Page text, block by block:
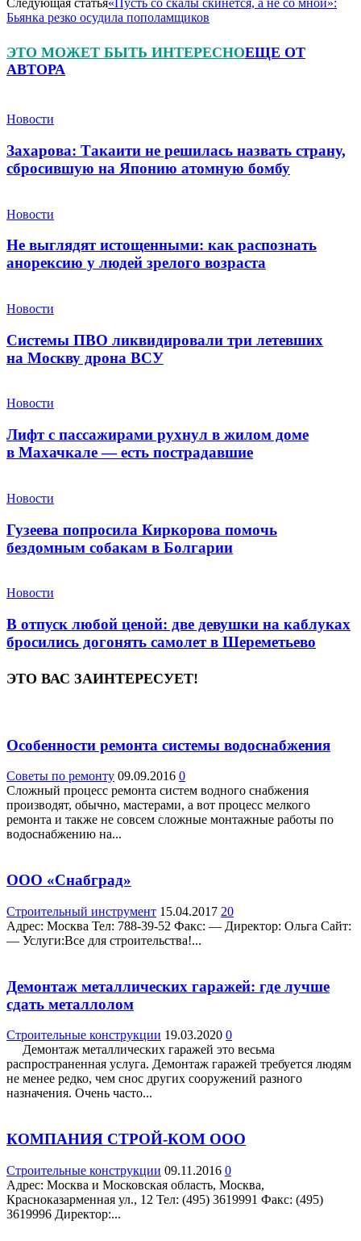
Следующая статья«Пусть со скалы скинется, а не со мной»:
Бьянка резко осудила пополамщиков
ЭТО МОЖЕТ БЫТЬ ИНТЕРЕСНОЕЩЕ ОТ
АВТОРА
Новости
Захарова: Такаити не решилась назвать страну,
сбросившую на Японию атомную бомбу
Новости
Не выглядят истощенными: как распознать
анорексию у людей зрелого возраста
Новости
Системы ПВО ликвидировали три летевших
на Москву дрона ВСУ
Новости
Лифт с пассажирами рухнул в жилом доме
в Махачкале — есть пострадавшие
Новости
Гузеева попросила Киркорова помочь
бездомным собакам в Болгарии
Новости
В отпуск любой ценой: две девушки на каблуках
бросились догонять самолет в Шереметьево
ЭТО ВАС ЗАИНТЕРЕСУЕТ!
Особенности ремонта системы водоснабжения
Советы по ремонту 09.09.2016 0
Сложный процесс ремонта систем водного снабжения
производят, обычно, мастерами, а вот процесс мелкого
ремонта и также не совсем сложные монтажные работы по
водоснабжению на...
ООО «Снабград»
Строительный инструмент 15.04.2017 20
Адрес: Москва Teл: 788-39-52 Факс: — Директор: Ольга Сайт:
— Услуги:Все для строительства!...
Демонтаж металлических гаражей: где лучше
сдать металлолом
Строительные конструкции 19.03.2020 0
Демонтаж металлических гаражей это весьма
распространенная услуга. Демонтаж гаражей требуется людям
не менее редко, чем снос других сооружений разного
назначения. Очень часто...
КОМПАНИЯ СТРОЙ-КОМ ООО
Строительные конструкции 09.11.2016 0
Адрес: Москва и Московская область, Москва,
Красноказарменная ул., 12 Teл: (495) 3619991 Факс: (495)
3619996 Директор:...